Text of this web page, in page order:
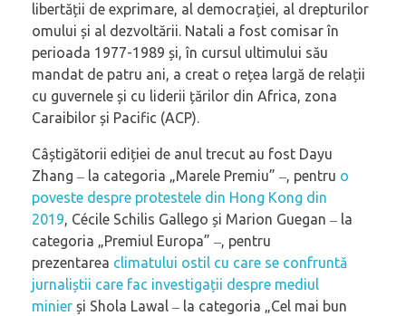
libertății de exprimare, al democrației, al drepturilor
omului și al dezvoltării. Natali a fost comisar în
perioada 1977-1989 și, în cursul ultimului său
mandat de patru ani, a creat o rețea largă de relații
cu guvernele și cu liderii țărilor din Africa, zona
Caraibilor și Pacific (ACP).
Câștigătorii ediției de anul trecut au fost Dayu
Zhang ‒ la categoria „Marele Premiu” ‒, pentru o
poveste despre protestele din Hong Kong din
2019, Cécile Schilis Gallego și Marion Guegan ‒ la
categoria „Premiul Europa” ‒, pentru
prezentarea climatului ostil cu care se confruntă
jurnaliștii care fac investigații despre mediul
minier și Shola Lawal ‒ la categoria „Cel mai bun